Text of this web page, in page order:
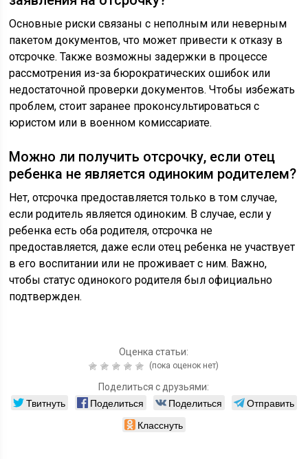
Основные риски связаны с неполным или неверным
пакетом документов, что может привести к отказу в
отсрочке. Также возможны задержки в процессе
рассмотрения из-за бюрократических ошибок или
недостаточной проверки документов. Чтобы избежать
проблем, стоит заранее проконсультироваться с
юристом или в военном комиссариате.
Можно ли получить отсрочку, если отец
ребенка не является одиноким родителем?
Нет, отсрочка предоставляется только в том случае,
если родитель является одиноким. В случае, если у
ребенка есть оба родителя, отсрочка не
предоставляется, даже если отец ребенка не участвует
в его воспитании или не проживает с ним. Важно,
чтобы статус одинокого родителя был официально
подтвержден.
Оценка статьи:
(пока оценок нет)
Поделиться с друзьями:
Твитнуть Поделиться Поделиться
Отправить
Класснуть